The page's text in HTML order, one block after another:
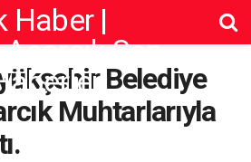
Belediye
Muhtarlarıyla